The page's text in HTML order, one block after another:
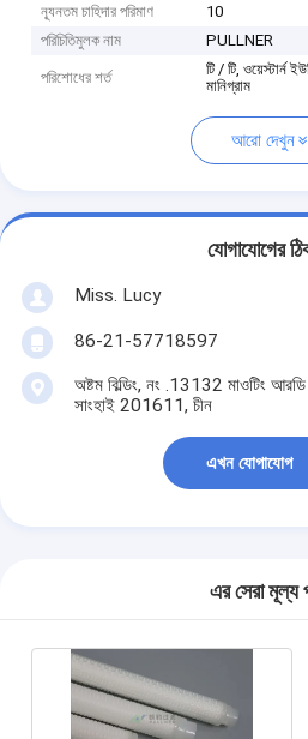
ন্যূনতম চাহিদার পরিমাণ
10
পরিচিতিমুলক নাম
PULLNER
পরিশোধের শর্ত
টি / টি, ওয়েস্টার্ন
মানিগ্রাম
আরো দেখুন
যোগাযোগের
Miss. Lucy
86-21-57718597
অষ্টম বিল্ডিং, নং .13132 মাওটিং
সাংহাই 201611, চীন
এখন যোগাযোগ
এর সেরা মূল্য